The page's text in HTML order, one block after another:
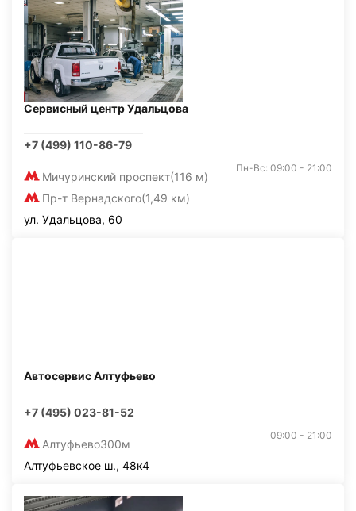
Сервисный центр Удальцова
+7 (499) 110-86-79
Мичуринский проспект(116 м)
Пр-т Вернадского(1,49 км)
Пн-Вс: 09:00 - 21:00
ул. Удальцова, 60
Автосервис Алтуфьево
+7 (495) 023-81-52
Алтуфьево300м
09:00 - 21:00
Алтуфьевское ш., 48к4